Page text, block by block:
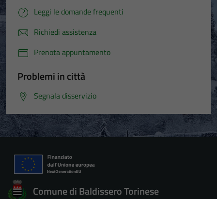
Leggi le domande frequenti
Richiedi assistenza
Prenota appuntamento
Problemi in città
Segnala disservizio
Comune di Baldissero Torinese